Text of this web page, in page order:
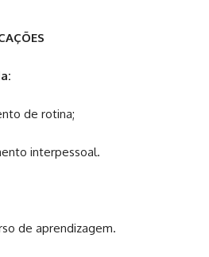
de rotina;
interpessoal.
de aprendizagem.